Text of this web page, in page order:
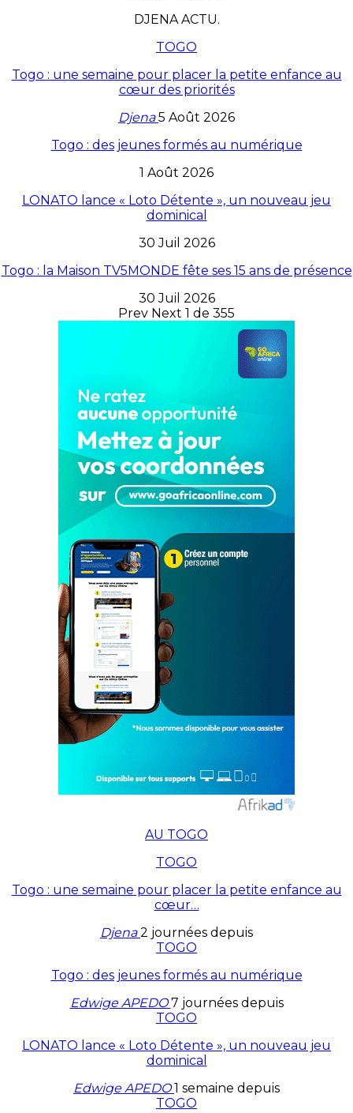
DJENA ACTU.
TOGO
Togo : une semaine pour placer la petite enfance au
cœur des priorités
Djena5 Août 2026
Togo : des jeunes formés au numérique
1 Août 2026
LONATO lance « Loto Détente », un nouveau jeu
dominical
30 Juil 2026
Togo : la Maison TV5MONDE fête ses 15 ans de présence
30 Juil 2026
Prev Next 1 de 355
AU TOGO
TOGO
Togo : une semaine pour placer la petite enfance au
cœur…
Djena2 journées depuis
TOGO
Togo : des jeunes formés au numérique
Edwige APEDO7 journées depuis
TOGO
LONATO lance « Loto Détente », un nouveau jeu
dominical
Edwige APEDO1 semaine depuis
TOGO